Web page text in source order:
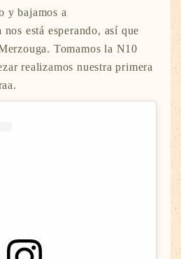
y bajamos a
está esperando, así que
Tomamos la N10
realizamos nuestra primera